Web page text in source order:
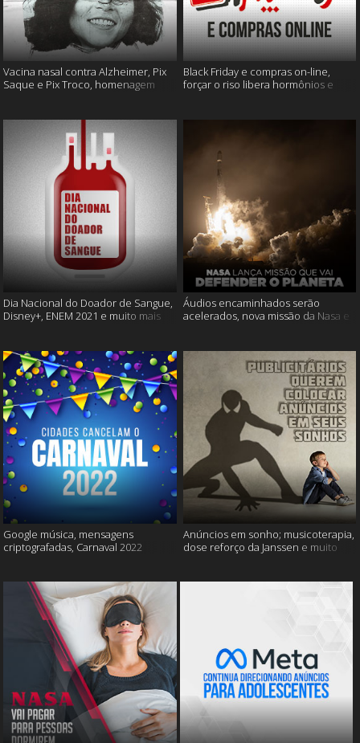
Vacina nasal contra Alzheimer, Pix
Saque e Pix Troco, homenagem
Black Friday e compras on-line,
forçar o riso libera hormônios e
Dia Nacional do Doador de Sangue,
Disney+, ENEM 2021 e muito mais
Áudios encaminhados serão
acelerados, nova missão da Nasa e
Google música, mensagens
criptografadas, Carnaval 2022
Anúncios em sonho; musicoterapia,
dose reforço da Janssen e muito